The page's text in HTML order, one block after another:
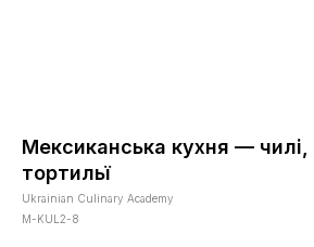
Мексиканська кухня — чилі,
тортильї
Ukrainian Culinary Academy
M-KUL2-8